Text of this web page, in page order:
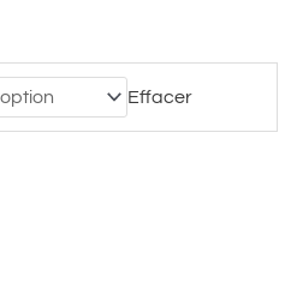
Effacer